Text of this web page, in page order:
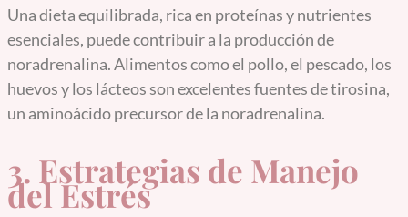
Una dieta equilibrada, rica en proteínas y nutrientes
esenciales, puede contribuir a la producción de
noradrenalina. Alimentos como el pollo, el pescado, los
huevos y los lácteos son excelentes fuentes de tirosina,
un aminoácido precursor de la noradrenalina.
3. Estrategias de Manejo
del Estrés